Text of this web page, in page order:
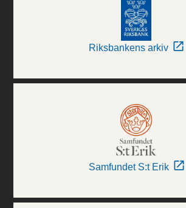
Riksbankens arkiv
Samfundet S:t Erik